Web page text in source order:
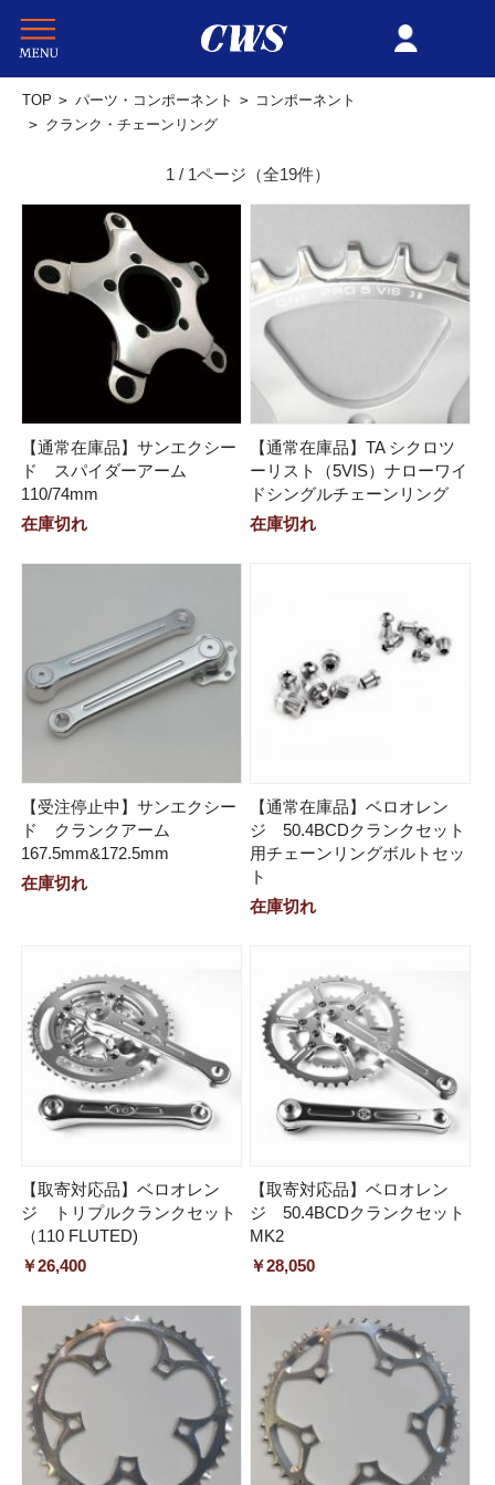
TOP > パーツ・コンポーネント > コンポーネント
> クランク・チェーンリング
1 / 1ページ （全19件）
【通常在庫品】サンエクシー
ド スパイダーアーム
110/74mm
在庫切れ
【通常在庫品】TA シクロツ
ーリスト（5VIS）ナローワイ
ドシングルチェーンリング
在庫切れ
【受注停止中】サンエクシー
ド クランクアーム
167.5mm&172.5mm
在庫切れ
【通常在庫品】ベロオレン
ジ 50.4BCDクランクセット
用チェーンリングボルトセッ
ト
在庫切れ
【取寄対応品】ベロオレン
ジ トリプルクランクセット
（110 FLUTED)
￥26,400
【取寄対応品】ベロオレン
ジ 50.4BCDクランクセット
MK2
￥28,050